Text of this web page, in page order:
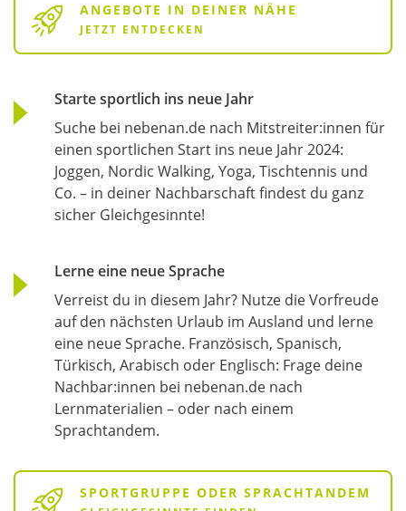
ANGEBOTE IN DEINER NÄHE
JETZT ENTDECKEN
Starte sportlich ins neue Jahr
Suche bei nebenan.de nach Mitstreiter:innen für
einen sportlichen Start ins neue Jahr 2024:
Joggen, Nordic Walking, Yoga, Tischtennis und
Co. – in deiner Nachbarschaft findest du ganz
sicher Gleichgesinnte!
Lerne eine neue Sprache
Verreist du in diesem Jahr? Nutze die Vorfreude
auf den nächsten Urlaub im Ausland und lerne
eine neue Sprache. Französisch, Spanisch,
Türkisch, Arabisch oder Englisch: Frage deine
Nachbar:innen bei nebenan.de nach
Lernmaterialien – oder nach einem
Sprachtandem.
SPORTGRUPPE ODER SPRACHTANDEM